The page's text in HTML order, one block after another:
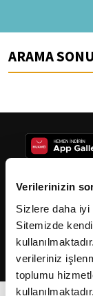
Verilerinizin
Sizlere daha
Sitemizde
verileriniz
toplumu
ARAMA
2026Fikriyat.